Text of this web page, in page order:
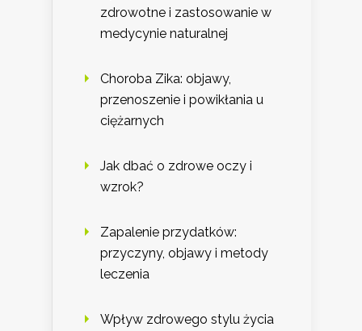
zdrowotne i zastosowanie w
medycynie naturalnej
Choroba Zika: objawy,
przenoszenie i powikłania u
ciężarnych
Jak dbać o zdrowe oczy i
wzrok?
Zapalenie przydatków:
przyczyny, objawy i metody
leczenia
Wpływ zdrowego stylu życia